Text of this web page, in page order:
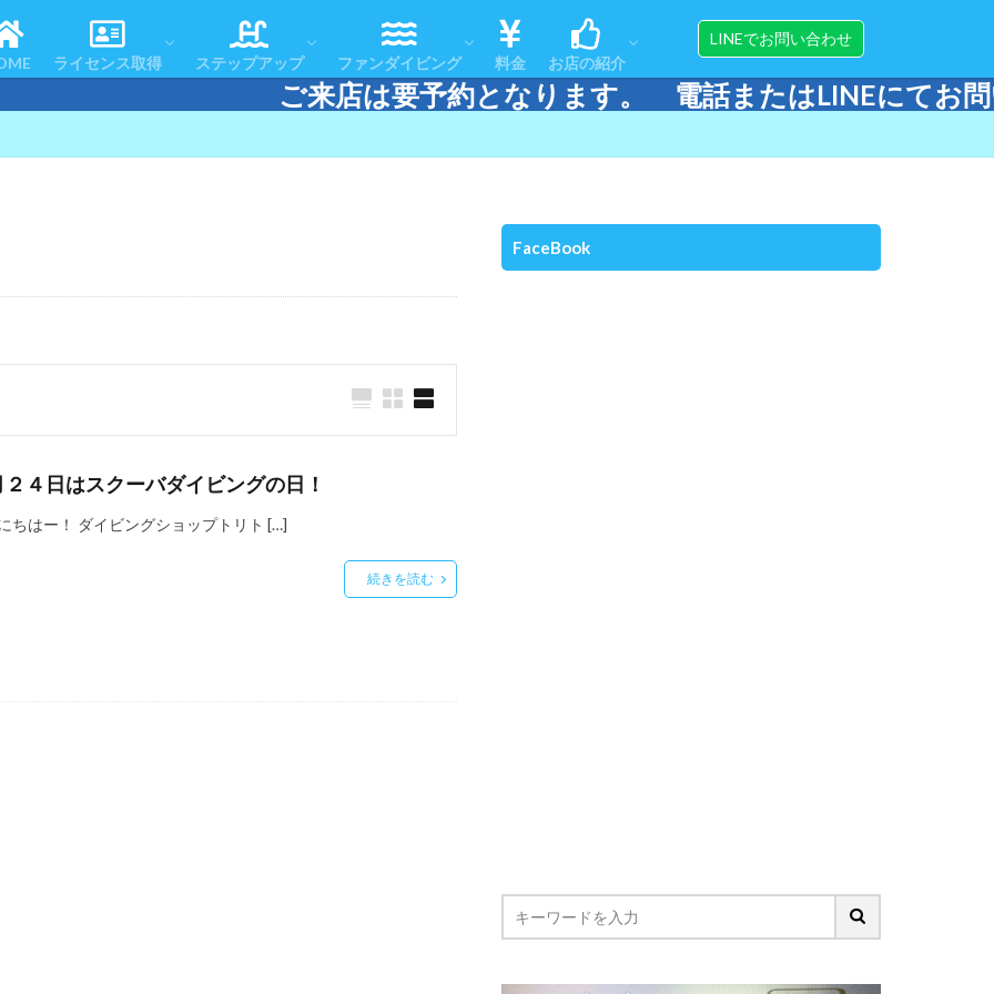
ライセンス取得
スノーケリング＆スキンダイビング
ステップアップ
リフレッシュコース
アドバンスドOWコース
スペシャルティコース
レスキューダイバーコース
エマージェンシー・ファースト・レスポンス
マスタースクーバダイバー
ダイブマスターコース
テクニカルダイビング
ファンダイビング
おすすめツアー
アフターダイブ
ツアースケジュール
ダイビングエリアマップ
ダイビング・ログ
料金 お店の紹介
アクセス
スタッフ紹介
器材販売＆メンテナンス
LINEでお問い合わせ
ご来店は要予約となります。 電話またはLINEにてお問い合わ
４日はスクーバダイビングの日！
ちはー！ ダイビングショップトリト […]
続きを読む
FaceBook
コースの流れ
よくある質問
お客様の声
体験ダイビング
スノーケリング＆スキンダイビング
認定者一覧 リフレッシュコース
アドバンスドOWコース
スペシャルティコース
レスキューダイバーコース
エマージェンシー・ファースト・レスポンス
マスタースクーバダイバー
ダイブマスターコース
テクニカルダイビング おすすめツアー
アフターダイブ
ツアースケジュール
ダイビングエリアマップ
ダイビング・ログ アクセス
スタッフ紹介
器材販売＆メンテナンス